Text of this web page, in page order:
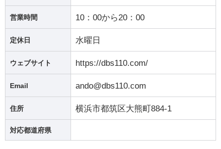
営業時間 10：00から20：00
定休日 水曜日
ウェブサイト https://dbs110.com/
Email ando@dbs110.com
住所 横浜市都筑区大熊町884-1
対応都道府県